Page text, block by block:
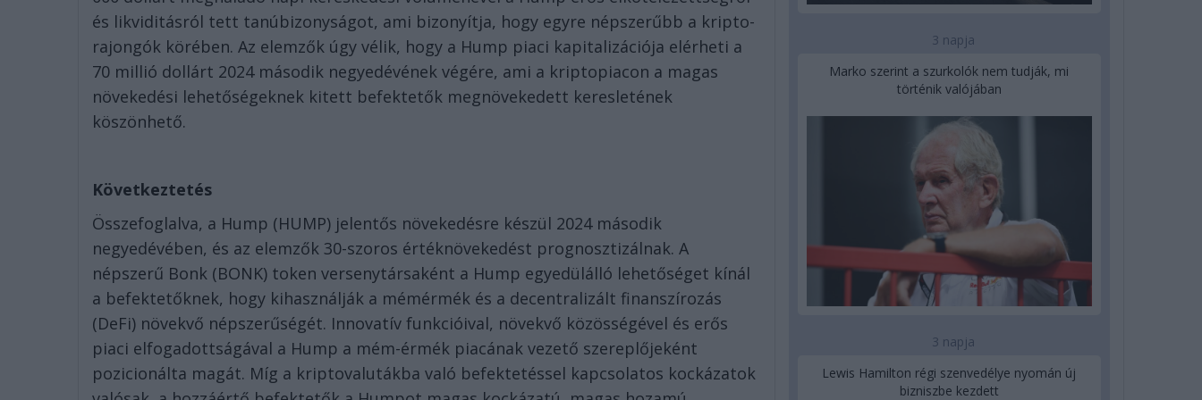
és likviditásról tett tanúbizonyságot, ami bizonyítja, hogy egyre népszerűbb a kripto-
rajongók körében. Az elemzők úgy vélik, hogy a Hump piaci kapitalizációja elérheti a
70 millió dollárt 2024 második negyedévének végére, ami a kriptopiacon a magas
növekedési lehetőségeknek kitett befektetők megnövekedett keresletének
köszönhető.
Következtetés
Összefoglalva, a Hump (HUMP) jelentős növekedésre készül 2024 második
negyedévében, és az elemzők 30-szoros értéknövekedést prognosztizálnak. A
népszerű Bonk (BONK) token versenytársaként a Hump egyedülálló lehetőséget kínál
a befektetőknek, hogy kihasználják a mémérmék és a decentralizált finanszírozás
(DeFi) növekvő népszerűségét. Innovatív funkcióival, növekvő közösségével és erős
piaci elfogadottságával a Hump a mém-érmék piacának vezető szereplőjeként
pozicionálta magát. Míg a kriptovalutákba való befektetéssel kapcsolatos kockázatok
3 napja
Marko szerint a szurkolók nem tudják, mi
történik valójában
3 napja
Lewis Hamilton régi szenvedélye nyomán új
bizniszbe kezdett